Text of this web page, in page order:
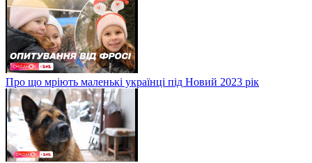
Про що мріють маленькі українці під Новий 2023 рік